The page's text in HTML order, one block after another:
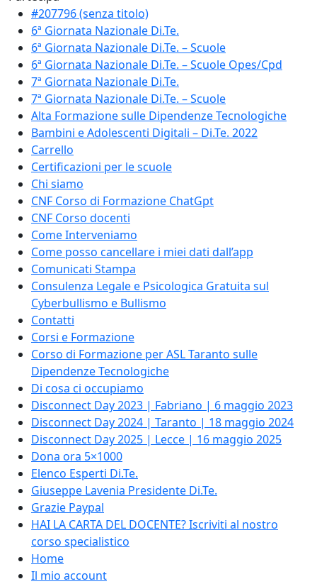
#207796 (senza titolo)
6ª Giornata Nazionale Di.Te.
6ª Giornata Nazionale Di.Te. – Scuole
6ª Giornata Nazionale Di.Te. – Scuole Opes/Cpd
7ª Giornata Nazionale Di.Te.
7ª Giornata Nazionale Di.Te. – Scuole
Alta Formazione sulle Dipendenze Tecnologiche
Bambini e Adolescenti Digitali – Di.Te. 2022
Carrello
Certificazioni per le scuole
Chi siamo
CNF Corso di Formazione ChatGpt
CNF Corso docenti
Come Interveniamo
Come posso cancellare i miei dati dall’app
Comunicati Stampa
Consulenza Legale e Psicologica Gratuita sul
Cyberbullismo e Bullismo
Contatti
Corsi e Formazione
Corso di Formazione per ASL Taranto sulle
Dipendenze Tecnologiche
Di cosa ci occupiamo
Disconnect Day 2023 | Fabriano | 6 maggio 2023
Disconnect Day 2024 | Taranto | 18 maggio 2024
Disconnect Day 2025 | Lecce | 16 maggio 2025
Dona ora 5×1000
Elenco Esperti Di.Te.
Giuseppe Lavenia Presidente Di.Te.
Grazie Paypal
HAI LA CARTA DEL DOCENTE? Iscriviti al nostro
corso specialistico
Home
Il mio account